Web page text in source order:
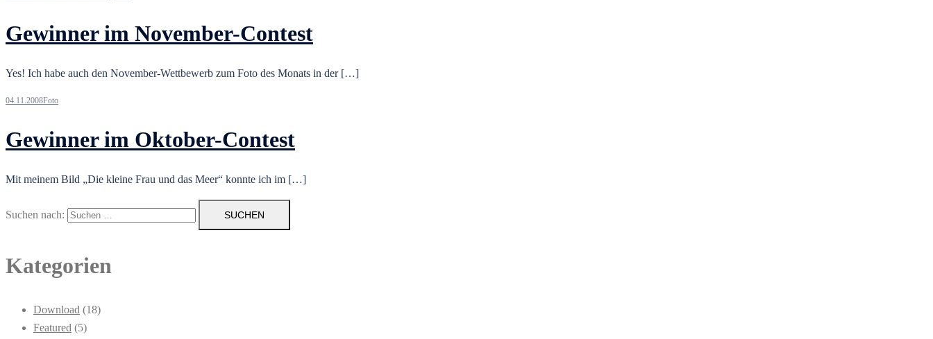
Gewinner im November-Contest
Yes! Ich habe auch den November-Wettbewerb zum Foto des Monats in der […]
04.11.2008Foto
Gewinner im Oktober-Contest
Mit meinem Bild „Die kleine Frau und das Meer“ konnte ich im […]
Suchen nach:
Kategorien
Download (18)
Featured (5)